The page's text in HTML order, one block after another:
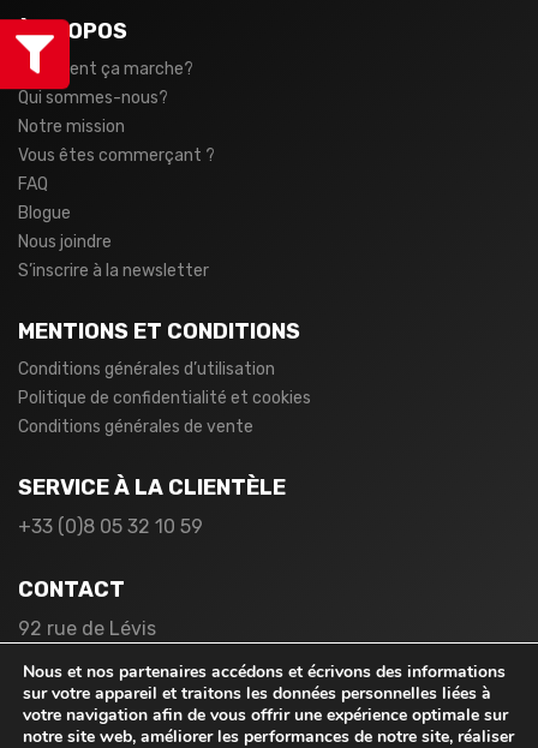
À PROPOS
Comment ça marche?
Qui sommes-nous?
Notre mission
Vous êtes commerçant ?
FAQ
Blogue
Nous joindre
S’inscrire à la newsletter
MENTIONS ET CONDITIONS
Conditions générales d’utilisation
Politique de confidentialité et cookies
Conditions générales de vente
SERVICE À LA CLIENTÈLE
+33 (0)8 05 32 10 59
CONTACT
92 rue de Lévis
France
Nous et nos partenaires accédons et écrivons des informations
sur votre appareil et traitons les données personnelles liées à
votre navigation afin de vous offrir une expérience optimale sur
notre site web, améliorer les performances de notre site, réaliser